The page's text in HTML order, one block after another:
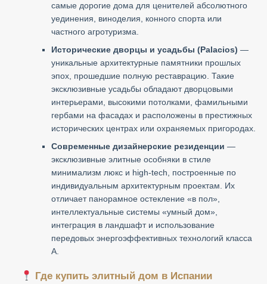
самые дорогие дома для ценителей абсолютного
уединения, виноделия, конного спорта или
частного агротуризма.
Исторические дворцы и усадьбы (Palacios) —
уникальные архитектурные памятники прошлых
эпох, прошедшие полную реставрацию. Такие
эксклюзивные усадьбы обладают дворцовыми
интерьерами, высокими потолками, фамильными
гербами на фасадах и расположены в престижных
исторических центрах или охраняемых пригородах.
Современные дизайнерские резиденции —
эксклюзивные элитные особняки в стиле
минимализм люкс и high-tech, построенные по
индивидуальным архитектурным проектам. Их
отличает панорамное остекление «в пол»,
интеллектуальные системы «умный дом»,
интеграция в ландшафт и использование
передовых энергоэффективных технологий класса
А.
Где купить элитный дом в Испании